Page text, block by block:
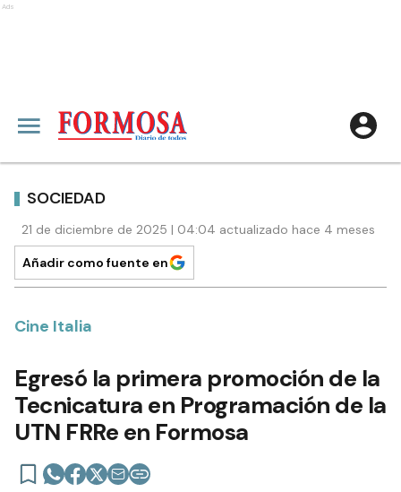
Ads
SOCIEDAD
21 de diciembre de 2025 | 04:04 actualizado hace 4 meses
Añadir como fuente en
Cine Italia
Egresó la primera promoción de la
Tecnicatura en Programación de la
UTN FRRe en Formosa